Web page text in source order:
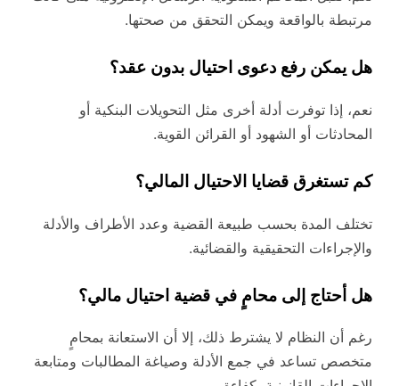
مرتبطة بالواقعة ويمكن التحقق من صحتها.
هل يمكن رفع دعوى احتيال بدون عقد؟
نعم، إذا توفرت أدلة أخرى مثل التحويلات البنكية أو
المحادثات أو الشهود أو القرائن القوية.
كم تستغرق قضايا الاحتيال المالي؟
تختلف المدة بحسب طبيعة القضية وعدد الأطراف والأدلة
والإجراءات التحقيقية والقضائية.
هل أحتاج إلى محامٍ في قضية احتيال مالي؟
رغم أن النظام لا يشترط ذلك، إلا أن الاستعانة بمحامٍ
متخصص تساعد في جمع الأدلة وصياغة المطالبات ومتابعة